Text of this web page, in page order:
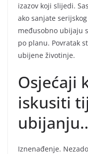
izazov koji slijedi.
ako sanjate
međusobno ubijaju
po planu. Povratak
ubijene životinje.
Osjećaji
iskusiti
Iznenađenje.